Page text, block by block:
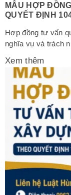
MẪU HỢP
QUYẾT ĐỊNH
Hợp đồng tư vấn
nghĩa vụ và trách
dung hợp đồng
pháp...
Xem thêm